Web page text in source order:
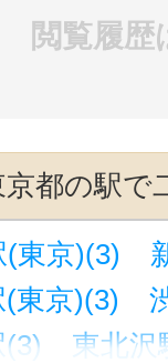
閲覧履
京都の駅で
東京)(3)
東京)(3)
東北沢